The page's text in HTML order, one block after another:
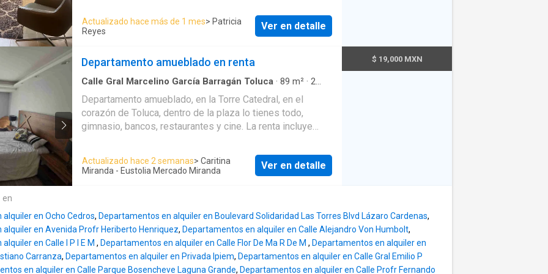
ESTACIONAMIENTO CISTERNA TOTALMENTE
COMUN EN EL EDIFICIO GIMNACIO
Actualizado hace más de 1 mes> Patricia
Reyes
Ver en detalle
Departamento amueblado en renta
Calle Gral Marcelino García Barragán Toluca · 89 m² · 2
Estacionamiento·Cisterna·Cocina integral·Cuarto de
servicio·Elevador· Balcón·Acceso para personas con
discapacidad·Sala polivalente·Electricidad ·Agua ·Gas
Departamento amueblado, en la Torre Catedral, en el
corazón de Toluca, dentro de la plaza lo tienes todo,
gimnasio, bancos, restaurantes y cine. La renta incluye
segunda recámara con clóset Sala comedor Baño
completo Cocina equipada Cuánto de lavado
Actualizado hace 2 semanas> Caritina
Miranda - Eustolia Mercado Miranda
Ver en detalle
$ 19,000 MXN
en
en Ocho Cedros, Departamentos en alquiler en Boulevard Solidaridad Las Torres Blvd Lázaro Cardenas,
alquiler en Avenida Profr Heriberto Henriquez, Departamentos en alquiler en Calle Alejandro Von Humbolt,
en Calle I P I E M , Departamentos en alquiler en Calle Flor De Ma R De M , Departamentos en alquiler en
Carranza, Departamentos en alquiler en Privada Ipiem, Departamentos en alquiler en Calle Gral Emilio P
en alquiler en Calle Parque Bosencheve Laguna Grande, Departamentos en alquiler en Calle Profr Fernando